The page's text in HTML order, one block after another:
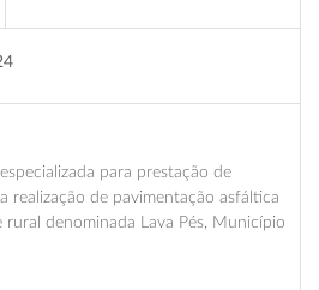
para prestação de
realização de pavimentação asfáltica
denominada Lava Pés, Município